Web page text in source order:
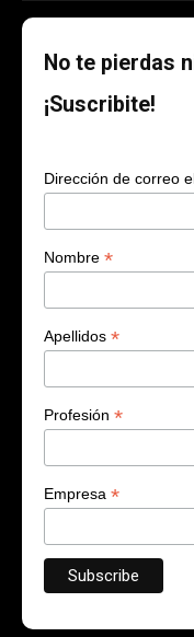
No te pierdas
¡Suscribite!
Dirección de correo
Nombre *
Apellidos *
Profesión *
Empresa *